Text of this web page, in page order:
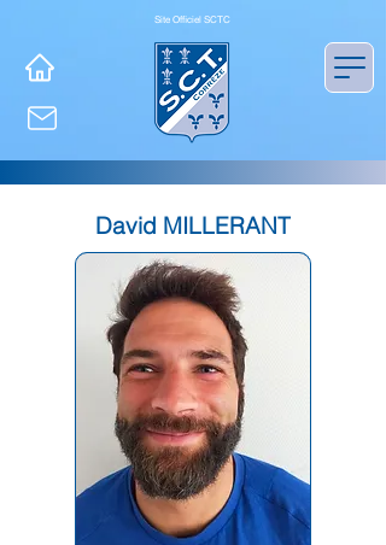
Site Officiel SCTC
David MILLERANT